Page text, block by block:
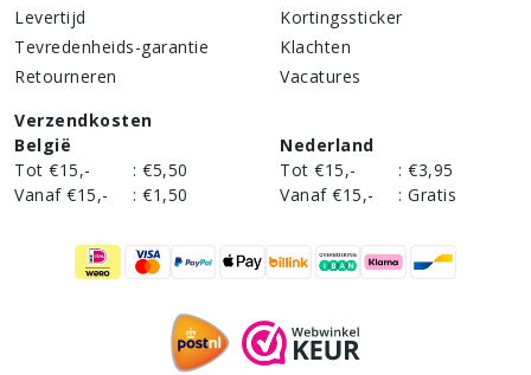
Levertijd
Tevredenheids-garantie
Retourneren
Kortingssticker
Klachten
Vacatures
Verzendkosten
België
Tot €15,-
: €5,50
Vanaf €15,-
: €1,50
Nederland
Tot €15,-
: €3,95
Vanaf €15,-
: Gratis